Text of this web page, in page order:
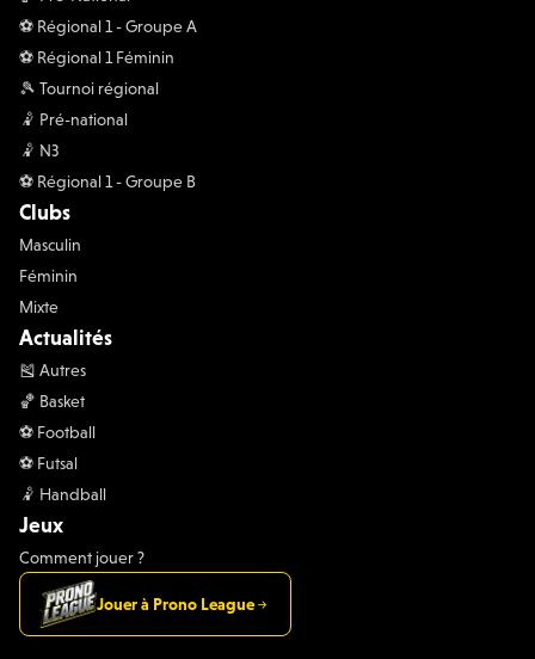
⚽️ Régional 1 - Groupe A
⚽️ Régional 1 Féminin
🎾 Tournoi régional
🤾 Pré-national
🤾 N3
⚽️ Régional 1 - Groupe B
Clubs
Masculin
Féminin
Mixte
Actualités
🎽 Autres
🏀 Basket
⚽️ Football
⚽️ Futsal
🤾 Handball
Jeux
Comment jouer ?
Jouer à Prono League